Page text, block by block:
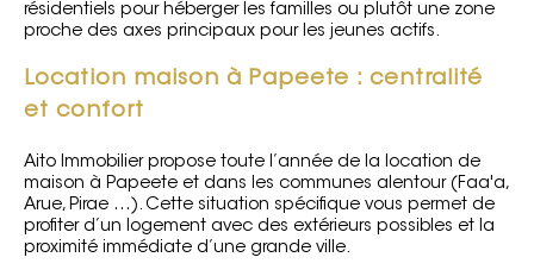
résidentiels pour héberger les familles ou plutôt une zone
proche des axes principaux pour les jeunes actifs.
Location maison à Papeete : centralité
et confort
Aito Immobilier propose toute l’année de la location de
maison à Papeete et dans les communes alentour (Faa'a,
Arue, Pirae …). Cette situation spécifique vous permet de
profiter d’un logement avec des extérieurs possibles et la
proximité immédiate d’une grande ville.